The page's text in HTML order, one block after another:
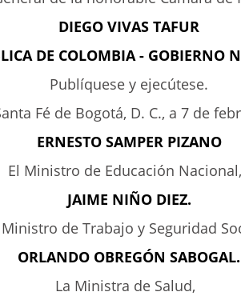
DIEGO VIVAS TAFUR
DE COLOMBIA - GOBIERNO
Publíquese y ejecútese.
Fé de Bogotá, D. C., a 7 de
ERNESTO SAMPER PIZANO
El Ministro de Educación
JAIME NIÑO DIEZ.
Ministro de Trabajo y Seguridad
ORLANDO OBREGÓN SABOGAL.
La Ministra de Salud,